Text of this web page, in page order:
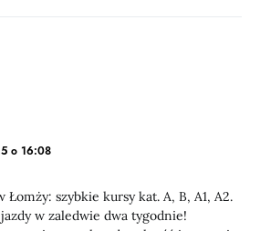
o 16:08
Łomży: szybkie kursy kat. A, B, A1, A2.
w zaledwie dwa tygodnie!